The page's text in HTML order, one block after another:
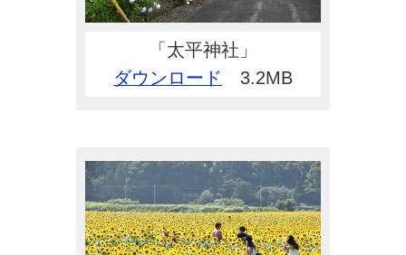
「太平神社」
ダウンロード 3.2MB